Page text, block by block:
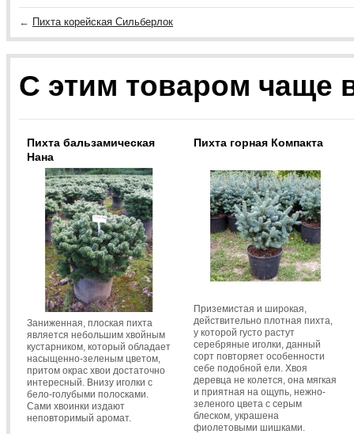
← Пихта корейская Сильберлок
С этим товаром чаще
Пихта бальзамическая
Нана
Заниженная, плоская пихта
является небольшим хвойным
кустарником, который обладает
насыщенно-зеленым цветом,
притом окрас хвои достаточно
интересный. Внизу иголки с
бело-голубыми полосками.
Сами хвоинки издают
неповторимый аромат.
Пихта горная Компакта
Приземистая и широкая,
действительно плотная пихта,
у которой густо растут
серебряные иголки, данный
сорт повторяет особенности
себе подобной ели. Хвоя
деревца не колется, она мягкая
и приятная на ощупь, нежно-
зеленого цвета с серым
блеском, украшена
фиолетовыми шишками.